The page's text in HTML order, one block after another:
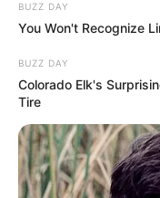
BUSCAR
DESTAQUES
BUZZ DAY
You Won't Recognize
BUZZ DAY
Colorado Elk's
Tire